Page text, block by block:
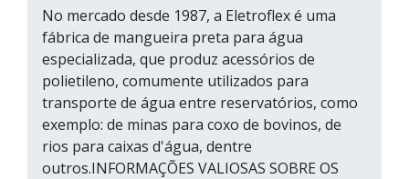
No mercado desde 1987, a Eletroflex é uma
fábrica de mangueira preta para água
especializada, que produz acessórios de
polietileno, comumente utilizados para
transporte de água entre reservatórios, como
exemplo: de minas para coxo de bovinos, de
rios para caixas d'água, dentre
outros.INFORMAÇÕES VALIOSAS SOBRE OS